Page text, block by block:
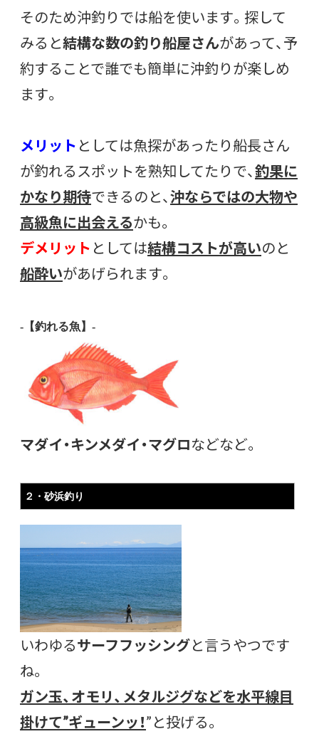
そのため沖釣りでは船を使います。探して
みると結構な数の釣り船屋さんがあって、予
約することで誰でも簡単に沖釣りが楽しめ
ます。
メリット としては魚探があったり船長さん
が釣れるスポットを熟知してたりで、釣果に
かなり期待できるのと、沖ならではの大物や
高級魚に出会えるかも。
デメリット としては結構コストが高いのと
船酔いがあげられます。
-【釣れる魚】-
マダイ・キンメダイ・マグロなどなど。
２・砂浜釣り
いわゆるサーフフッシングと言うやつです
ね。
ガン玉、オモリ、メタルジグなどを水平線目
掛けて”ギューンッ！”と投げる。